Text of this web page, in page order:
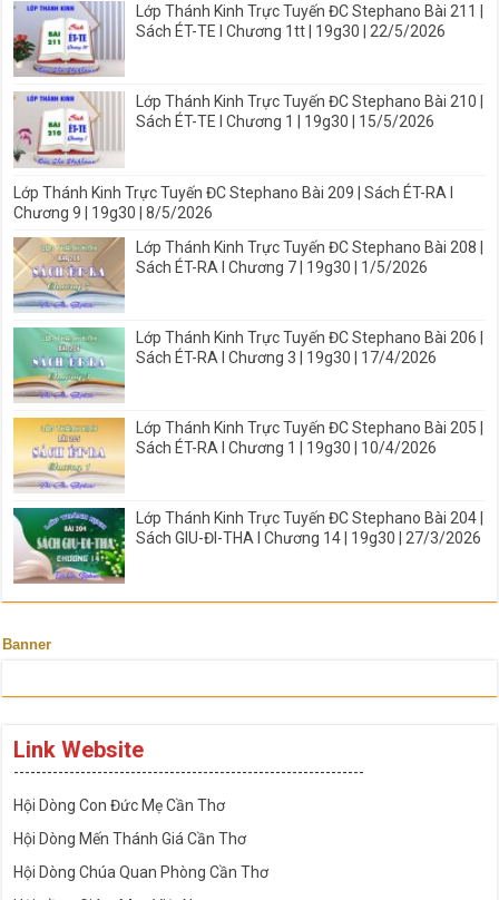
Lớp Thánh Kinh Trực Tuyến ĐC Stephano Bài 211 |
Sách ÉT-TE I Chương 1tt | 19g30 | 22/5/2026
Lớp Thánh Kinh Trực Tuyến ĐC Stephano Bài 210 |
Sách ÉT-TE I Chương 1 | 19g30 | 15/5/2026
Lớp Thánh Kinh Trực Tuyến ĐC Stephano Bài 209 | Sách ÉT-RA I
Chương 9 | 19g30 | 8/5/2026
Lớp Thánh Kinh Trực Tuyến ĐC Stephano Bài 208 |
Sách ÉT-RA I Chương 7 | 19g30 | 1/5/2026
Lớp Thánh Kinh Trực Tuyến ĐC Stephano Bài 206 |
Sách ÉT-RA I Chương 3 | 19g30 | 17/4/2026
Lớp Thánh Kinh Trực Tuyến ĐC Stephano Bài 205 |
Sách ÉT-RA I Chương 1 | 19g30 | 10/4/2026
Lớp Thánh Kinh Trực Tuyến ĐC Stephano Bài 204 |
Sách GIU-ĐI-THA I Chương 14 | 19g30 | 27/3/2026
Banner
Link Website
---------------------------------------------------------------
Hội Dòng Con Đức Mẹ Cần Thơ
Hội Dòng Mến Thánh Giá Cần Thơ
Hội Dòng Chúa Quan Phòng Cần Thơ